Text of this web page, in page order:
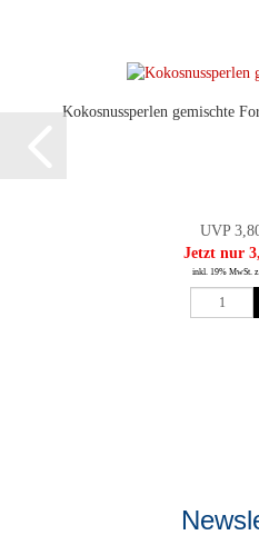
Kokosnussperlen gemischte
UVP
Jetzt nur
inkl. 19% MwSt.